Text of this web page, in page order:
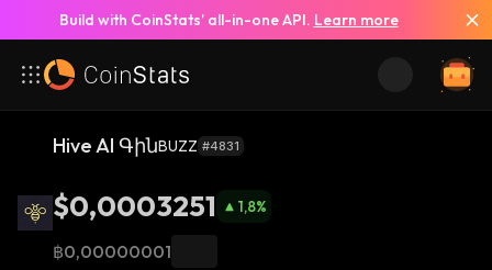
Build with CoinStats’ all-in-one API. Learn more
Hive AI ԳինBUZZ #4831
$0,0003251 1,8%
฿0,00000001